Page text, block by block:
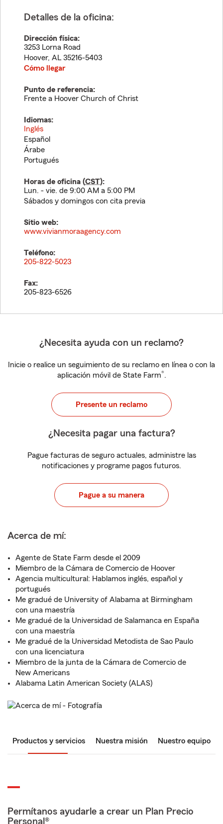
Detalles de la oficina:
Dirección física:
3253 Lorna Road
Hoover, AL 35216-5403
Cómo llegar
Punto de referencia:
Frente a Hoover Church of Christ
Idiomas:
Inglés
Español
Árabe
Portugués
Horas de oficina (CST):
Lun. - vie. de 9:00 AM a 5:00 PM
Sábados y domingos con cita previa
Sitio web:
www.vivianmoraagency.com
Teléfono:
205-822-5023
Fax:
205-823-6526
¿Necesita ayuda con un reclamo?
Inicie o realice un seguimiento de su reclamo en línea o con la
aplicación móvil de State Farm®.
Presente un reclamo
¿Necesita pagar una factura?
Pague facturas de seguro actuales, administre las
notificaciones y programe pagos futuros.
Pague a su manera
Acerca de mí:
Agente de State Farm desde el 2009
Miembro de la Cámara de Comercio de Hoover
Agencia multicultural: Hablamos inglés, español y
portugués
Me gradué de University of Alabama at Birmingham
con una maestría
Me gradué de la Universidad de Salamanca en España
con una maestría
Me gradué de la Universidad Metodista de Sao Paulo
con una licenciatura
Miembro de la junta de la Cámara de Comercio de
New Americans
Alabama Latin American Society (ALAS)
Productos y servicios Nuestra misión Nuestro equipo
Permítanos ayudarle a crear un Plan Precio
Personal®